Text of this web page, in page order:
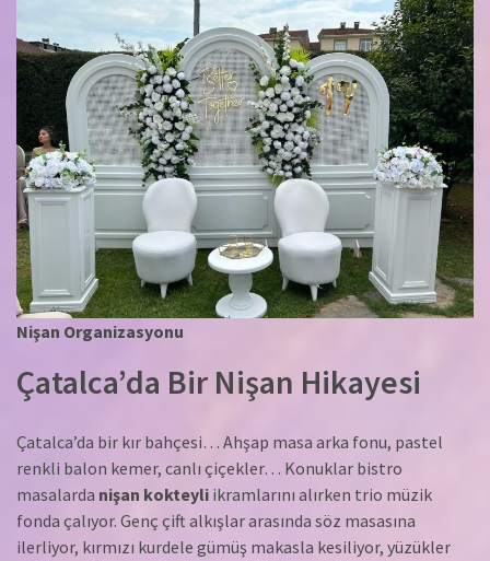
Nişan Organizasyonu
Çatalca’da Bir Nişan Hikayesi
Çatalca’da bir kır bahçesi… Ahşap masa arka fonu, pastel
renkli balon kemer, canlı çiçekler… Konuklar bistro
masalarda nişan kokteyli ikramlarını alırken trio müzik
fonda çalıyor. Genç çift alkışlar arasında söz masasına
ilerliyor, kırmızı kurdele gümüş makasla kesiliyor, yüzükler